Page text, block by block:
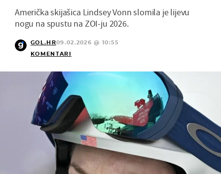
Američka skijašica Lindsey Vonn slomila je lijevu
nogu na spustu na ZOI-ju 2026.
GOL.HR09.02.2026 @ 10:55
KOMENTARI